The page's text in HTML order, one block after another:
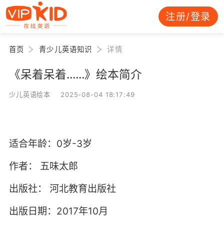
注册/登录
首页 青少儿英语知识 详情
《呆着呆着……》绘本简介
少儿英语绘本 2025-08-04 18:17:49
适合年龄：0岁-3岁
作者：
五味太郎
出版社：
河北教育出版社
出版日期：2017年10月